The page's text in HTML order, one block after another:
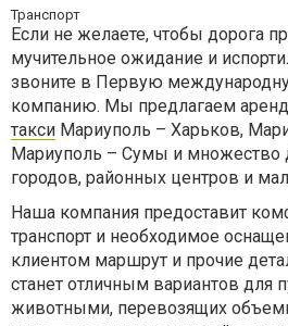
Транспорт
Если не желаете, чтобы дорога
мучительное ожидание и
звоните в Первую
компанию. Мы предлагаем
такси Мариуполь – Харьков,
Мариуполь – Сумы и множество
городов, районных центров и
Наша компания предоставит
транспорт и необходимое
клиентом маршрут и прочие
станет отличным вариантов для
животными, перевозящих